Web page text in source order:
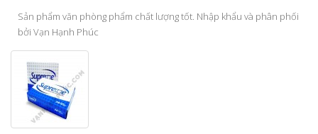
Sản phẩm văn phòng phẩm chất lượng tốt. Nhập khẩu và phân phối
bởi Vạn Hạnh Phúc